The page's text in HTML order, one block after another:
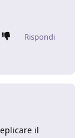
Rispondi
il